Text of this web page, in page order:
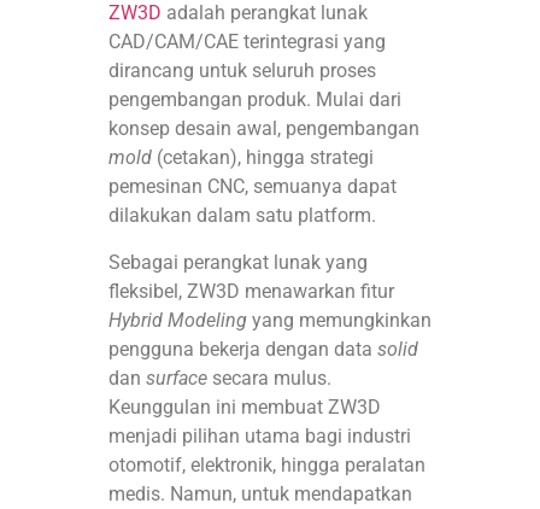
ZW3D adalah perangkat lunak
CAD/CAM/CAE terintegrasi yang
dirancang untuk seluruh proses
pengembangan produk. Mulai dari
konsep desain awal, pengembangan
mold(cetakan), hingga strategi
pemesinan CNC, semuanya dapat
dilakukan dalam satu platform.
Sebagai perangkat lunak yang
fleksibel, ZW3D menawarkan fitur
Hybrid Modelingyang memungkinkan
pengguna bekerja dengan data solid
dan surfacesecara mulus.
Keunggulan ini membuat ZW3D
menjadi pilihan utama bagi industri
otomotif, elektronik, hingga peralatan
medis. Namun, untuk mendapatkan